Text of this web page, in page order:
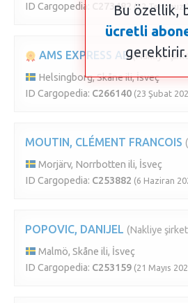
ID Cargopedia:
C273482 (22 Temmuz
AMS EXPRESS AB (Nakliye
Helsingborg, Skåne ili, İsveç
ID Cargopedia: C266140 (23 Şubat
MOUTIN, CLÉMENT FRANCOIS
Morjärv, Norrbotten ili, İsveç
ID Cargopedia: C253882 (6 Haziran
POPOVIC, DANIJEL (Nakliye şirketi
Malmö, Skåne ili, İsveç
ID Cargopedia: C253159 (21 Mayıs
Bu özellik,
ücretli
gerektirir.